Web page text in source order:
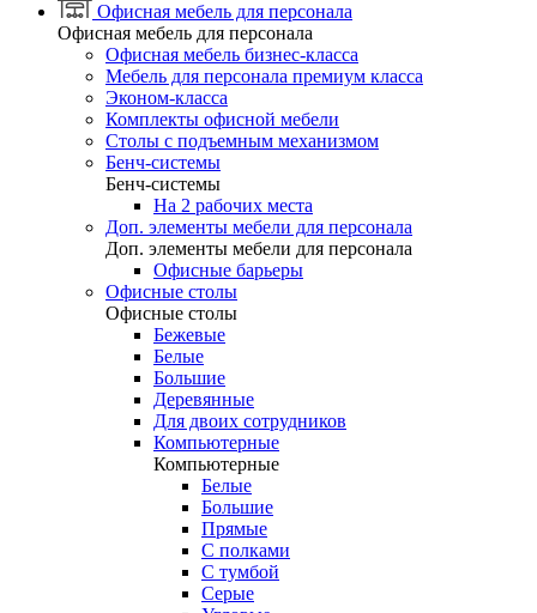
Офисная мебель для персонала
Офисная мебель для персонала
Офисная мебель бизнес-класса
Мебель для персонала премиум класса
Эконом-класса
Комплекты офисной мебели
Столы с подъемным механизмом
Бенч-системы
Бенч-системы
На 2 рабочих места
Доп. элементы мебели для персонала
Доп. элементы мебели для персонала
Офисные барьеры
Офисные столы
Офисные столы
Бежевые
Белые
Большие
Деревянные
Для двоих сотрудников
Компьютерные
Компьютерные
Белые
Большие
Прямые
С полками
С тумбой
Серые